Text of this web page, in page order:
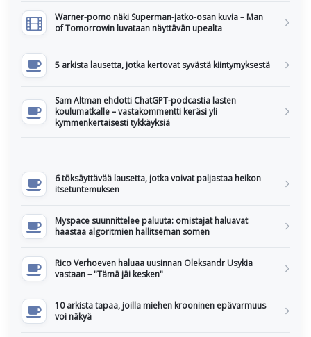
Warner-pomo näki Superman-jatko-osan kuvia – Man
of Tomorrowin luvataan näyttävän upealta
5 arkista lausetta, jotka kertovat syvästä kiintymyksestä
Sam Altman ehdotti ChatGPT-podcastia lasten
koulumatkalle – vastakommentti keräsi yli
kymmenkertaisesti tykkäyksiä
6 töksäyttävää lausetta, jotka voivat paljastaa heikon
itsetuntemuksen
Myspace suunnittelee paluuta: omistajat haluavat
haastaa algoritmien hallitseman somen
Rico Verhoeven haluaa uusinnan Oleksandr Usykia
vastaan – "Tämä jäi kesken"
10 arkista tapaa, joilla miehen krooninen epävarmuus
voi näkyä